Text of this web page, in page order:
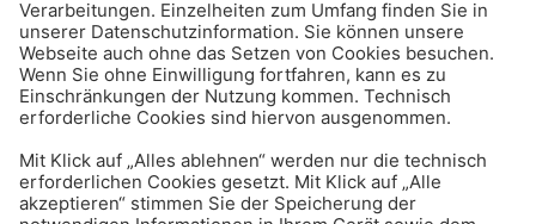
Kosten, Rechte und
Pflichten beim Wegerecht